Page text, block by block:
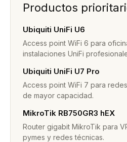
Productos
Ubiquiti UniFi U6
Access point WiFi 6 para
instalaciones UniFi
Ubiquiti UniFi U7 Pro
Access point WiFi 7 para
de mayor capacidad.
MikroTik RB750GR3 hEX
Router gigabit MikroTik para
pymes y redes técnicas.